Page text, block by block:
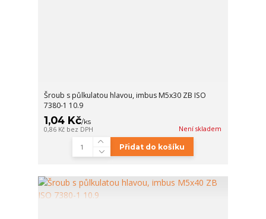
Šroub s půlkulatou hlavou, imbus M5x30 ZB ISO
7380-1 10.9
1,04 Kč/ks
0,86 Kč bez DPH Není skladem
Přidat do košíku